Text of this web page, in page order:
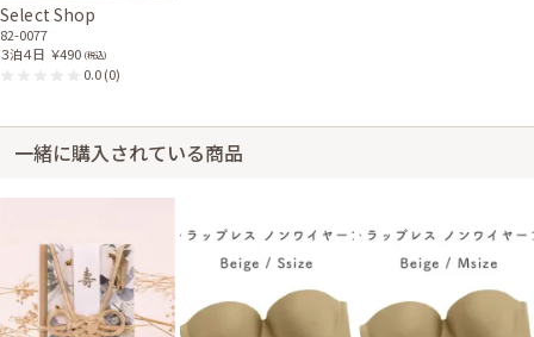
Select Shop
82-0077
３泊４日 ￥490 (税込)
0.0(0)
一緒に購入されている商品